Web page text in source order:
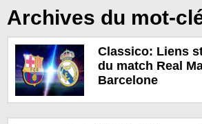
Archives du mot-
Classico: Liens
du match Real
Barcelone